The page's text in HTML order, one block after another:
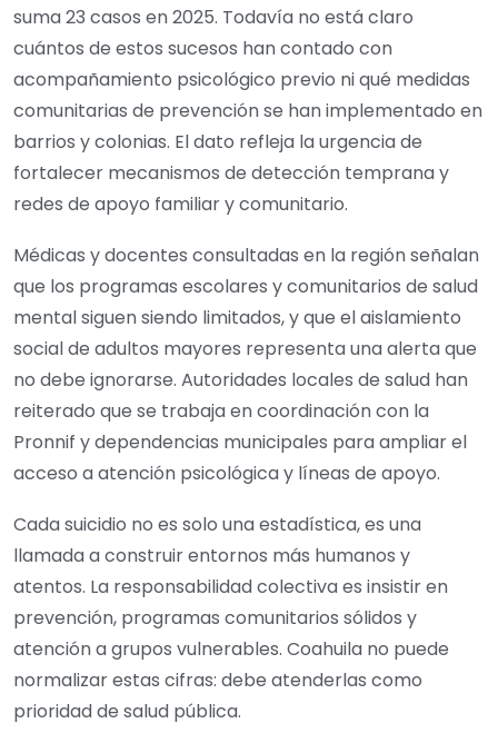
suma 23 casos en 2025. Todavía no está claro
cuántos de estos sucesos han contado con
acompañamiento psicológico previo ni qué medidas
comunitarias de prevención se han implementado en
barrios y colonias. El dato refleja la urgencia de
fortalecer mecanismos de detección temprana y
redes de apoyo familiar y comunitario.
Médicas y docentes consultadas en la región señalan
que los programas escolares y comunitarios de salud
mental siguen siendo limitados, y que el aislamiento
social de adultos mayores representa una alerta que
no debe ignorarse. Autoridades locales de salud han
reiterado que se trabaja en coordinación con la
Pronnif y dependencias municipales para ampliar el
acceso a atención psicológica y líneas de apoyo.
Cada suicidio no es solo una estadística, es una
llamada a construir entornos más humanos y
atentos. La responsabilidad colectiva es insistir en
prevención, programas comunitarios sólidos y
atención a grupos vulnerables. Coahuila no puede
normalizar estas cifras: debe atenderlas como
prioridad de salud pública.